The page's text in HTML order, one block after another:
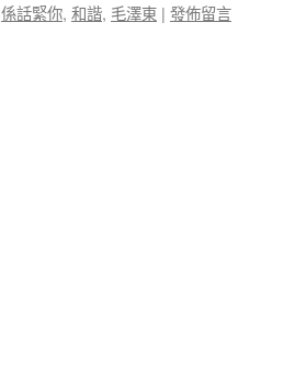
係話緊你, 和諧, 毛澤東 | 發佈留言